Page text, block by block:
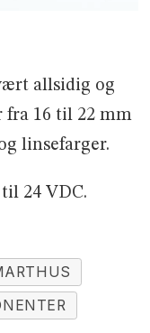
allsidig og
fra 16 til 22 mm
linsefarger.
24 VDC.